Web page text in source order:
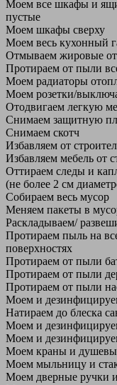
Моем все шкафы и
пустые
Моем шкафы сверху
Моем весь кухонный
Отмываем жировые
Протираем от пыли
Моем радиаторы
Моем розетки/
Отодвигаем легкую
Снимаем защитную
Снимаем скотч
Избавляем от
Избавляем мебель от
Оттираем следы и
(не более 2 см
Собираем весь мусор
Меняем пакеты в
Раскладываем/
Протираем пыль на
поверхностях
Протираем от пыли
Протираем от пыли
Протираем от пыли
Моем и
Натираем до блеска
Моем и
Моем и
Моем краны и
Моем мыльницу и
Моем дверные ручки